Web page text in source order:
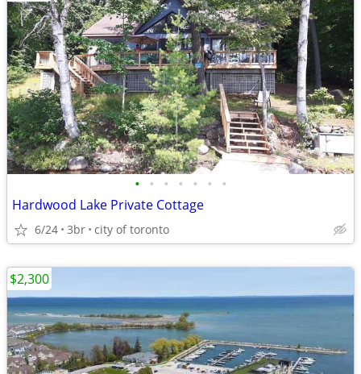
• • • • • • •
Hardwood Lake Private Cottage
6/24 3br city of toronto
$2,300